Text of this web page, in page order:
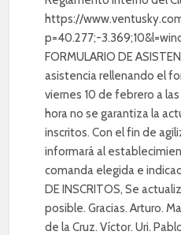
https://
p=40.277;-
FORMULARIO DE
asistencia rellenando el
viernes 10 de febrero a
hora no se garantiza la
inscritos. Con el fin de
informará al
comanda elegida e
DE INSCRITOS, Se
posible. Gracias. Arturo.
de la Cruz. Víctor. Uri.